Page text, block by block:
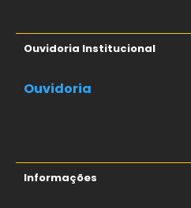
Ouvidoria Institucional
Ouvidoria
Informações